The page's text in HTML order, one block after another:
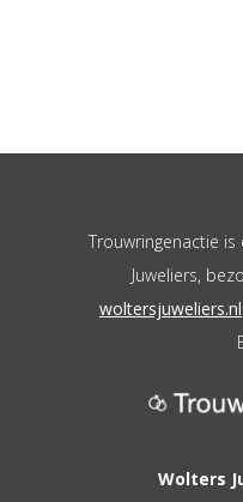
Trouwringenactie
Juweliers,
woltersjuweliers.nl
Wolters